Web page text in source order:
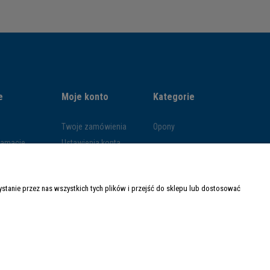
dostawy
Moje konto
Twoje zamówienia
Ustawienia konta
Kategorie
Opony
przez nas wszystkich tych plików i przejść do sklepu lub dostosować